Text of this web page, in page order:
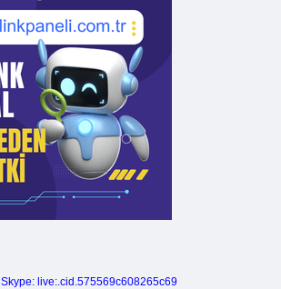
Skype: live:.cid.575569c608265c69